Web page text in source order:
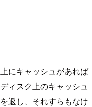
にキャッシュがあれば
ィスク上のキャッシュ
返し、それすらもなけ